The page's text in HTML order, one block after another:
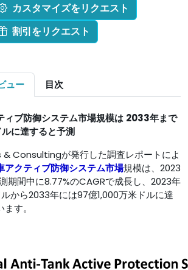
カスタマイズをリクエスト
割引をリクエスト
ュー 目次
ィブ防御システム市場規模は 2033年まで
に達すると予測
Consultingが発行した調査レポートによ
アクティブ防御システム市場規模は、2023
期間中に8.77%のCAGRで成長し、2023年
から2033年には97億1,000万米ドルに達
ます。